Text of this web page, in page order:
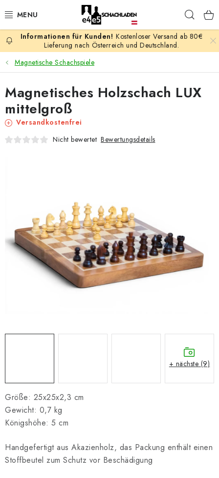
Inhalt
AKTION
SCHACHSPIELE
SCHACHFIGUREN
SCHACHBRETTER
SCHACHUHREN
SCHACH ONLINE
SCHACH-MERCH
SCHACH GESCHENKE
Kostenloser Versand ab 80€
Lieferung nach Österreich und Deutschland.
Magnetische Schachspiele
Größe: 25x25x2,3 cm
Gewicht: 0,7 kg
Königshöhe: 5 cm
Handgefertigt aus Akazienholz, das Packung enthält einen
Stoffbeutel zum Schutz vor Beschädigung
Magnetisches Holzschach LUX
mittelgroß
Versandkostenfrei
Nicht bewertet Bewertungsdetails
+ nächste (9)